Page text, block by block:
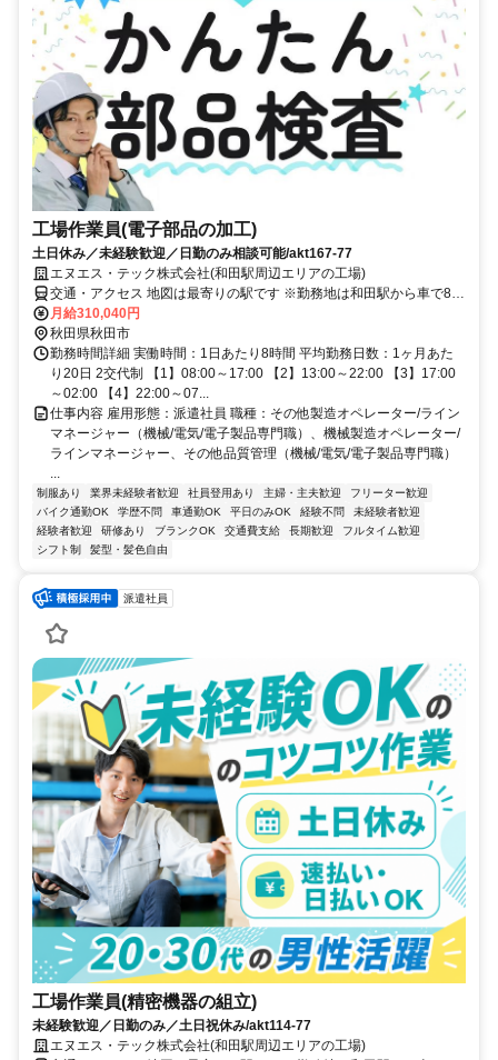
工場作業員(電子部品の加工)
土日休み／未経験歓迎／日勤のみ相談可能/akt167-77
エヌエス・テック株式会社(和田駅周辺エリアの工場)
交通・アクセス 地図は最寄りの駅です ※勤務地は和田駅から車で8分
圏内 ※車通勤OK
月給310,040円
秋田県秋田市
勤務時間詳細 実働時間：1日あたり8時間 平均勤務日数：1ヶ月あた
り20日 2交代制 【1】08:00～17:00 【2】13:00～22:00 【3】17:00
～02:00 【4】22:00～07...
仕事内容 雇用形態：派遣社員 職種：その他製造オペレーター/ライン
マネージャー（機械/電気/電子製品専門職）、機械製造オペレーター/
ラインマネージャー、その他品質管理（機械/電気/電子製品専門職）
...
制服あり 業界未経験者歓迎 社員登用あり 主婦・主夫歓迎
フリーター歓迎
バイク通勤OK
学歴不問 車通勤OK 平日のみOK 経験不問
未経験者歓迎
経験者歓迎
研修あり ブランクOK 交通費支給 長期歓迎
フルタイム歓迎
シフト制
髪型・髪色自由
派遣社員
工場作業員(精密機器の組立)
未経験歓迎／日勤のみ／土日祝休み/akt114-77
エヌエス・テック株式会社(和田駅周辺エリアの工場)